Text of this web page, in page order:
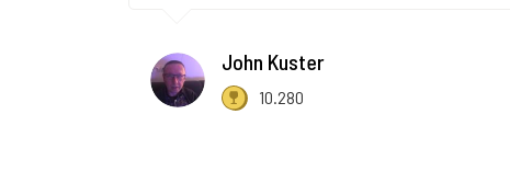
John Kuster
10.280